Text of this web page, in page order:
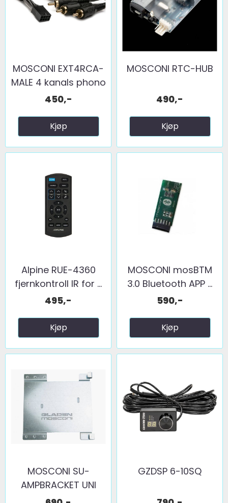
MOSCONI EXT4RCA-
MALE 4 kanals phono
...
450,-
Kjøp
MOSCONI RTC-HUB
490,-
Kjøp
Alpine RUE-4360
fjernkontroll IR for ...
495,-
Kjøp
MOSCONI mosBTM
3.0 Bluetooth APP ...
590,-
Kjøp
MOSCONI SU-
AMPBRACKET UNI
GZDSP 6-10SQ